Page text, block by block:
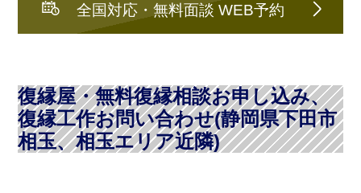
全国対応・無料面談 WEB予約
復縁屋・無料復縁相談お申し込み、
復縁工作お問い合わせ(静岡県下田市
相玉、相玉エリア近隣)